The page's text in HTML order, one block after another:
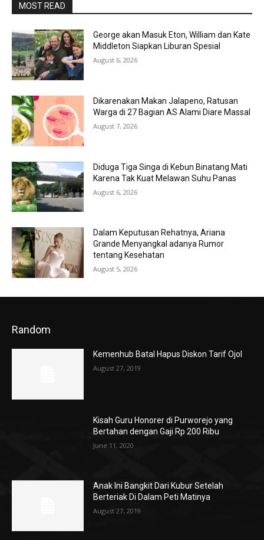
MOST READ
George akan Masuk Eton, William dan Kate
Middleton Siapkan Liburan Spesial
August 6, 2026
Dikarenakan Makan Jalapeno, Ratusan
Warga di 27 Bagian AS Alami Diare Massal
August 7, 2026
Diduga Tiga Singa di Kebun Binatang Mati
Karena Tak Kuat Melawan Suhu Panas
August 6, 2026
Dalam Keputusan Rehatnya, Ariana
Grande Menyangkal adanya Rumor
tentang Kesehatan
August 5, 2026
Random
Kemenhub Batal Hapus Diskon Tarif Ojol
August 27, 2019
Kisah Guru Honorer di Purworejo yang
Bertahan dengan Gaji Rp 200 Ribu
June 11, 2020
Anak Ini Bangkit Dari Kubur Setelah
Berteriak Di Dalam Peti Matinya
August 27, 2019